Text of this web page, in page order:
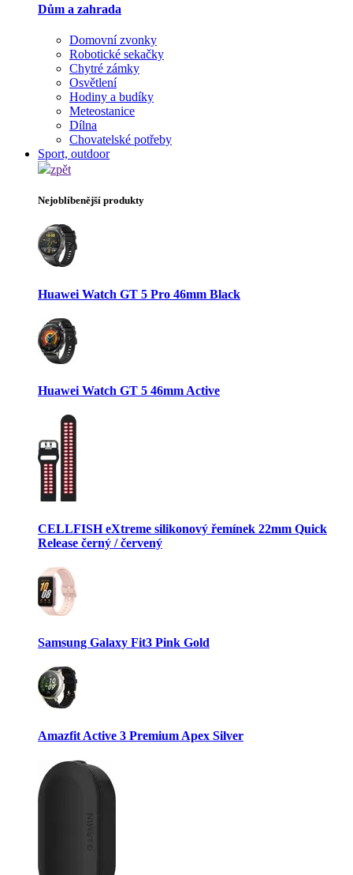
Dům a zahrada
Domovní zvonky
Robotické sekačky
Chytré zámky
Osvětlení
Hodiny a budíky
Meteostanice
Dílna
Chovatelské potřeby
Sport, outdoor
zpět
Nejoblíbenější produkty
Huawei Watch GT 5 Pro 46mm Black
Huawei Watch GT 5 46mm Active
CELLFISH eXtreme silikonový řemínek 22mm Quick
Release černý / červený
Samsung Galaxy Fit3 Pink Gold
Amazfit Active 3 Premium Apex Silver